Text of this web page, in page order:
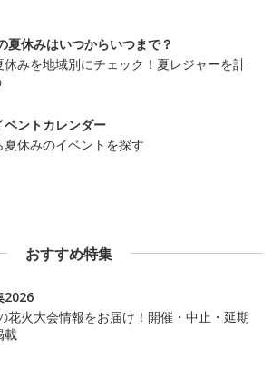
夏休みはいつからいつまで？
休みを地域別にチェック！夏レジャーを計
ベントカレンダー
夏休みのイベントを探す
おすすめ特集
2026
花火大会情報をお届け！開催・中止・延期
載